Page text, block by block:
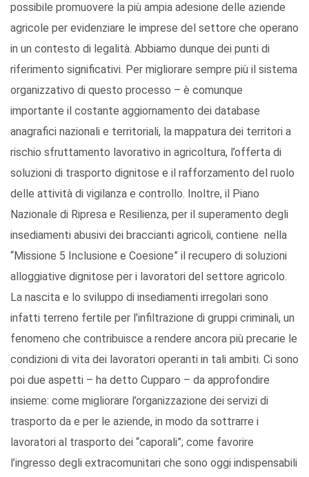
possibile promuovere la più ampia adesione delle aziende
agricole per evidenziare le imprese del settore che operano
in un contesto di legalità. Abbiamo dunque dei punti di
riferimento significativi. Per migliorare sempre più il sistema
organizzativo di questo processo – è comunque
importante il costante aggiornamento dei database
anagrafici nazionali e territoriali, la mappatura dei territori a
rischio sfruttamento lavorativo in agricoltura, l’offerta di
soluzioni di trasporto dignitose e il rafforzamento del ruolo
delle attività di vigilanza e controllo. Inoltre, il Piano
Nazionale di Ripresa e Resilienza, per il superamento degli
insediamenti abusivi dei braccianti agricoli, contiene nella
“Missione 5 Inclusione e Coesione” il recupero di soluzioni
alloggiative dignitose per i lavoratori del settore agricolo.
La nascita e lo sviluppo di insediamenti irregolari sono
infatti terreno fertile per l’infiltrazione di gruppi criminali, un
fenomeno che contribuisce a rendere ancora più precarie le
condizioni di vita dei lavoratori operanti in tali ambiti. Ci sono
poi due aspetti – ha detto Cupparo – da approfondire
insieme: come migliorare l’organizzazione dei servizi di
trasporto da e per le aziende, in modo da sottrarre i
lavoratori al trasporto dei “caporali”; come favorire
l’ingresso degli extracomunitari che sono oggi indispensabili